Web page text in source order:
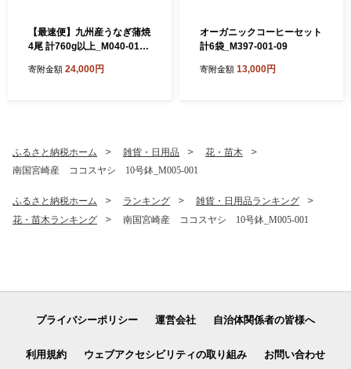
【最速便】九州産うなぎ蒲焼
4尾 計760g以上_M040-011-
寄附金額 24,000円
オーガニックコーヒーセット
計6袋_M397-001-09
寄附金額 13,000円
ふるさと納税ホーム 雑貨・日用品
花・苗木
南国宮崎産 ココスヤシ 10号鉢_M005-001
ふるさと納税ホーム ランキング
雑貨・日用品ランキング
花・苗木ランキング
南国宮崎産 ココスヤシ 10号鉢_M005-001
プライバシーポリシー 運営会社 自治体関係者の皆様へ
利用規約 ウェブアクセシビリティの取り組み お問い合わせ